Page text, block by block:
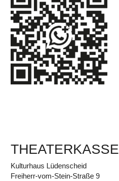
THEATERKASSE
Kulturhaus Lüdenscheid
Freiherr-vom-Stein-Straße 9